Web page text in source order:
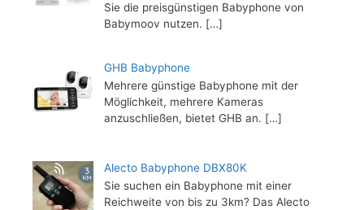
Sie die preisgünstigen Babyphone von
Babymoov nutzen. […]
GHB Babyphone
Mehrere günstige Babyphone mit der
Möglichkeit, mehrere Kameras
anzuschließen, bietet GHB an. […]
Alecto Babyphone DBX80K
Sie suchen ein Babyphone mit einer
Reichweite von bis zu 3km? Das Alecto